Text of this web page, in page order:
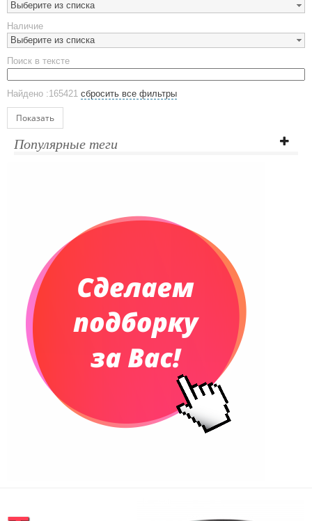
Предметы сервировки
Стаканы
Эко кружки
ЕВРОПОСУДА
Аксессуары
Ежедневники и блокноты
Датированные ежедневники
Планинги недатированные
Телефонные книжки
Сумки и Рюкзаки
Сумки для планшетов и ноутбуков
Рюкзаки
Конференц-сумки
Сумки для покупок промо
Несессеры и косметички
Сумки дорожные
Выберите из списка
Наличие
Выберите из списка
Поиск в тексте
Найдено :165421 сбросить все фильтры
Показать
Популярные теги